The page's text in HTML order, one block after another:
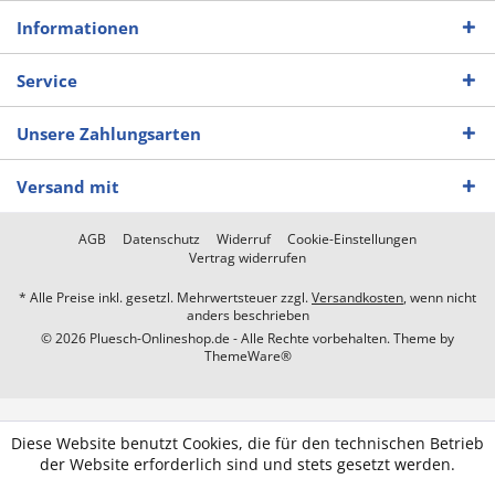
Informationen
Service
Unsere Zahlungsarten
Versand mit
AGB Datenschutz Widerruf
Cookie-Einstellungen
Vertrag widerrufen
* Alle Preise inkl. gesetzl. Mehrwertsteuer zzgl.Versandkosten, wenn nicht
anders beschrieben
© 2026 Pluesch-Onlineshop.de - Alle Rechte vorbehalten. Theme by
ThemeWare®
Diese Website benutzt Cookies, die für den technischen Betrieb
der Website erforderlich sind und stets gesetzt werden.